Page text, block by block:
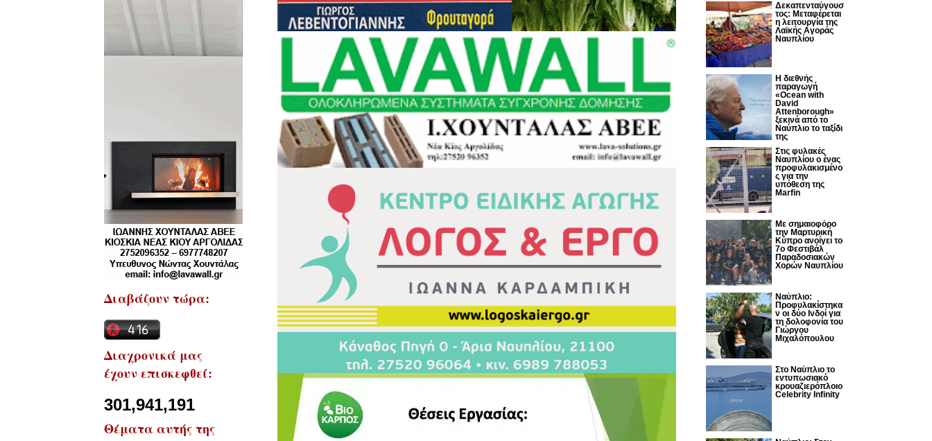
Διαβάζουν τώρα:
Διαχρονικά μας
έχουν επισκεφθεί:
301,941,191
Θέματα αυτής της
Δεκαπενταύγουσ
τος: Μεταφέρεται
η λειτουργία της
Λαϊκής Αγοράς
Ναυπλίου
Η διεθνής
παραγωγή
«Ocean with
David
Attenborough»
ξεκινά από το
Ναύπλιο το ταξίδι
της
Στις φυλακές
Ναυπλίου ο ένας
προφυλακισμένο
ς για την
υπόθεση της
Marfin
Με σημαιοφόρο
την Μαρτυρική
Κύπρο ανοίγει το
7ο Φεστιβάλ
Παραδοσιακών
Χορών Ναυπλίου
Ναύπλιο:
Προφυλακίστηκα
ν οι δύο Ινδοί για
τη δολοφονία του
Γιώργου
Μιχαλόπουλου
Στο Ναύπλιο το
εντυπωσιακό
κρουαζιερόπλοιο
Celebrity Infinity